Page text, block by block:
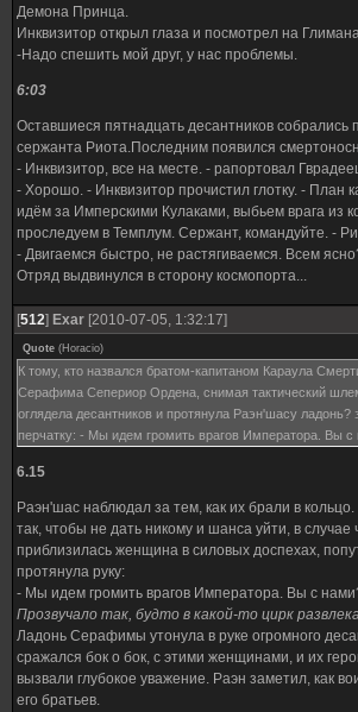
Демона Принца.
Инквизитор открыл глаза и посмотрел на
-Надо спешить мой друг, у нас проблемы.
6:03
Оставшиеся пятнадцать десантников собрались
сержанта Риота.Последним появился
- Инквизитор, все на месте. - рапортовал
- Хорошо. - Инквизитор прочистил глотку. - План
идём за Имперскими Кулаками, выбьем врага из
проследуем в Темплум. Сержант, командуйте. -
- Двигаемся быстро, не растягиваемся. Всем
Отряд выдвинулся в сторону космопорта...
[512] Exar [2010-07-05, 1:32:17]
Quote (Horacio)
К тому, кто назвался братом-капитаном Караула
Серафима Сепериор Ордена, снимая тактический
оглядела десантников и протянула Раэн'шасу ладонь?
перчатку: - Мы идем громить врагов Императора. Вы с
6.15
Раэн'шас наблюдал за тем, как их брали в
так, чтобы не дать никому и шанса уйти, в случае
приблизилась женщина в силовых доспехах,
протянула руку:
- Мы идем громить врагов Императора. Вы с
Прозвучало так, будто в какой-то цирк
Ладонь Серафимы утонула в руке огромного
сражался бок о бок, с этими женщинами, и их
вызвали глубокое уважение. Раэн заметил, как
его братьев.